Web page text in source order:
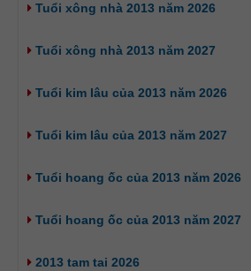
Tuổi xông nhà 2013 năm 2026
Tuổi xông nhà 2013 năm 2027
Tuổi kim lâu của 2013 năm 2026
Tuổi kim lâu của 2013 năm 2027
Tuổi hoang ốc của 2013 năm 2026
Tuổi hoang ốc của 2013 năm 2027
2013 tam tai 2026